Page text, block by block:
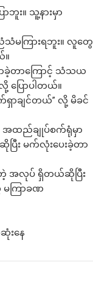
း။ သူ့နားမှာ
သံမကြားရဘူး။ လူတွေ
။
ာခဲ့တာကြောင့် သံသယ
ြောပါတယ်။
ာချင်တယ်” လို့ မိခင်
အထည်ချုပ်စက်ရုံမှာ
း မက်လုံးပေးခဲ့တာ
အလုပ် ရှိတယ်ဆိုပြီး
ကြာခဏ
းနေ